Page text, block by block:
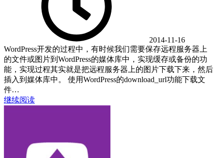
2014-11-16
WordPress开发的过程中，有时候我们需要保存远程服务器上
的文件或图片到WordPress的媒体库中，实现缓存或备份的功
能，实现过程其实就是把远程服务器上的图片下载下来，然后
插入到媒体库中。 使用WordPress的download_url功能下载文
件…
继续阅读